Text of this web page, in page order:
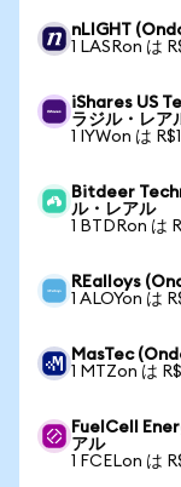
nLIGHT
1 LASRon は
iShares US
ラジル・レア
1 IYWon は
Bitdeer
ル・レアル
1 BTDRon は
REalloys
1 ALOYon は
MasTec
1 MTZon は
FuelCell
アル
1 FCELon は